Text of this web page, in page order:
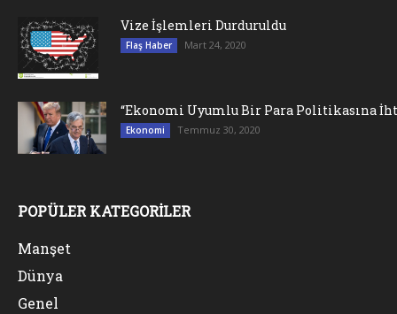
Vize İşlemleri Durduruldu
Flaş Haber Mart 24, 2020
“Ekonomi Uyumlu Bir Para Politikasına
Ekonomi Temmuz 30, 2020
POPÜLER KATEGORİLER
Manşet
Dünya
Genel